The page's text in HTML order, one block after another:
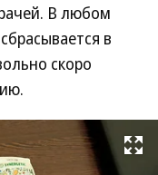
В любом
в
скоро
Развернуть